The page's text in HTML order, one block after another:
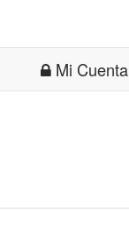
Mi Cuenta